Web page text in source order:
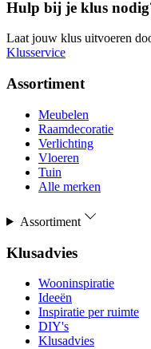
Hulp bij je klus
Laat jouw klus uitvoeren
Klusservice
Assortiment
Meubelen
Raamdecoratie
Verlichting
Vloeren
Tuin
Alle merken
Assortiment
Klusadvies
Wooninspiratie
Ideeën
Inspiratie per ruimte
DIY's
Klusadvies